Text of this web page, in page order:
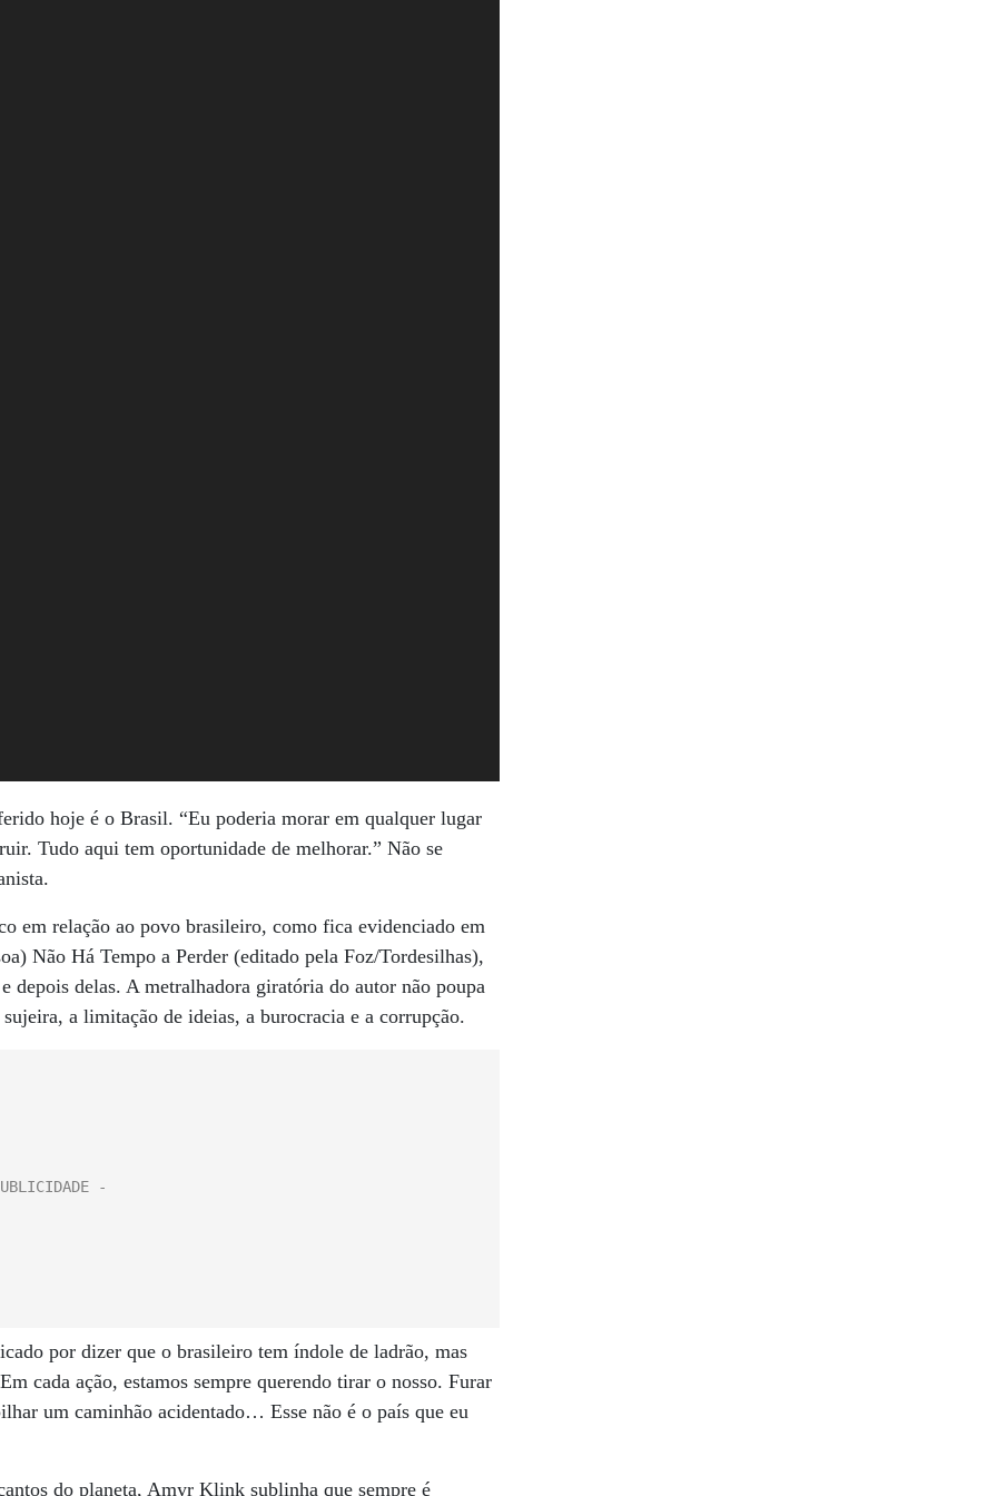
hoje é o Brasil. “Eu poderia morar em qualquer lugar
Tudo aqui tem oportunidade de melhorar.” Não se
em relação ao povo brasileiro, como fica evidenciado em
Não Há Tempo a Perder (editado pela Foz/Tordesilhas),
depois delas. A metralhadora giratória do autor não poupa
a limitação de ideias, a burocracia e a corrupção.
por dizer que o brasileiro tem índole de ladrão, mas
cada ação, estamos sempre querendo tirar o nosso. Furar
um caminhão acidentado… Esse não é o país que eu
do planeta, Amyr Klink sublinha que sempre é